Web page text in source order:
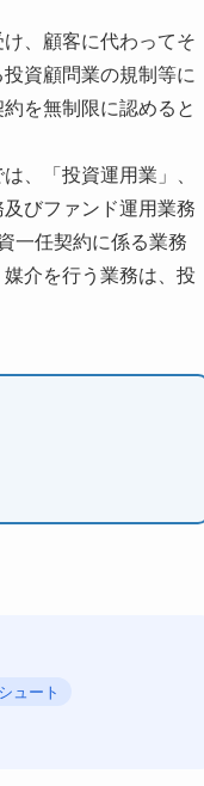
、顧客に代わってそ
資顧問業の規制等に
を無制限に認めると
、「投資運用業」、
びファンド運用業務
一任契約に係る業務
介を行う業務は、投
ュート